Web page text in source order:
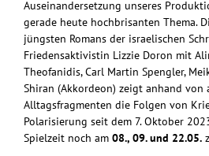
Auseinandersetzung unseres
gerade heute hochbrisanten Thema.
jüngsten Romans der israelischen
Friedensaktivistin Lizzie Doron mit
Theofanidis, Carl Martin Spengler,
Shiran (Akkordeon) zeigt anhand von
Alltagsfragmenten die Folgen von
Polarisierung seit dem 7. Oktober
Spielzeit noch am 08., 09. und 22.05.